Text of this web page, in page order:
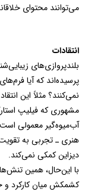
می‌توانند محتوای
انتقادات
بلندپروازی‌های
پرسیده‌اند که آیا
نمی‌کنند؟ مثلاً این
مشهوری که فیلیپ
آب‌میوه‌گیر معمولی است
هنری ـ تجربی به
دیزاین کمکی نمی‌کند.
با این‌حال، همین
کشمکش میان کارکرد و